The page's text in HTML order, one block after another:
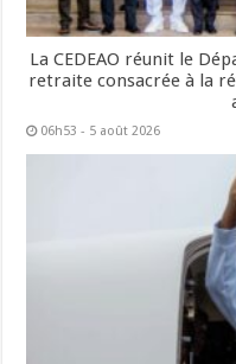
La CEDEAO réunit le
retraite consacrée à la
06h53 - 5 août 2026